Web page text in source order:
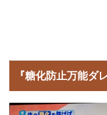
『糖化防止万能ダ